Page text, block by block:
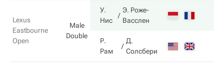
Lexus
Eastbourne
Open
Male
Double
У.
Нис
Э. Роже-
Васслен
Р.
Рам
Д.
Солсбери